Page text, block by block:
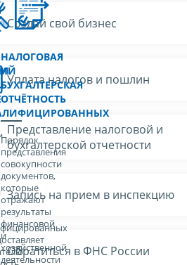
НАЛОГОВАЯ
И
БУХГАЛТЕРСКАЯ
ОТЧЁТНОСТЬ
Порядок
представления
совокупности
документов,
которые
отражают
результаты
финансовой
и
хозяйственной
деятельности
Создай свой бизнес
Уплата налогов и пошлин
Представление налоговой и
бухгалтерской отчетности
Запись на прием в инспекцию
Обратиться в ФНС России